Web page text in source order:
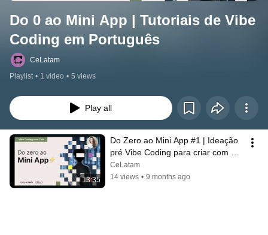
Do 0 ao Mini App | Tutoriais de Vibe
Coding em Português
CeLatam
Playlist • 1 video • 5 views
Play all
13:35
Do Zero ao Mini App #1 | Ideação
pré Vibe Coding para criar com
mais assertividade
CeLatam
14 views • 9 months ago